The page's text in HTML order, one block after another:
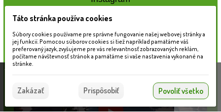
Naše záhradné centrum
Táto stránka používa súbory cookies, ktoré nám
pomáhajú poskytovať služby. Používaním našich
služieb vyjadrujete súhlas s používaním súborov
Súhlasím
Táto stránka používa cookies
Súbory cookies používame pre správne fungovanie našej webovej stránky a
jej funkcií. Pomocou súborov cookies si tiež napríklad pamätáme váš
preferovaný jazyk, zvyšujeme pre vás relevantnosť zobrazovaných reklám,
počítame návštevnosť stránok a pamätáme si vaše nastavenia vykonané na
stránke.
Zakázať Prispôsobiť Povoliť všetko